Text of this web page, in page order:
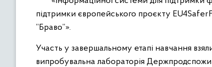
підтримки європейського проєкту
“Браво”».
Участь у завершальному етапі навчання
випробувальна лабораторія